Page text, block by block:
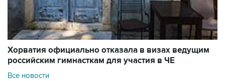
Хорватия официально отказала в визах ведущим
российским гимнасткам для участия в ЧЕ
Все новости